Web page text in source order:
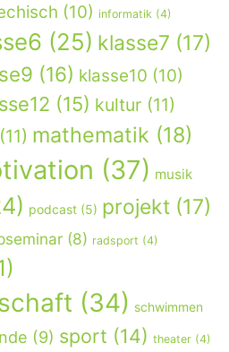
(10) informatik (4)
(25) klasse7 (17)
(16) klasse10 (10)
(15) kultur (11)
(11) mathematik (18)
(37) musik
podcast (5) projekt (17)
(8) radsport (4)
(34) schwimmen
(9) sport (14) theater (4)